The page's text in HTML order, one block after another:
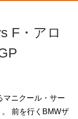
F・アロ
マニクール・サー
前を行くBMWザ